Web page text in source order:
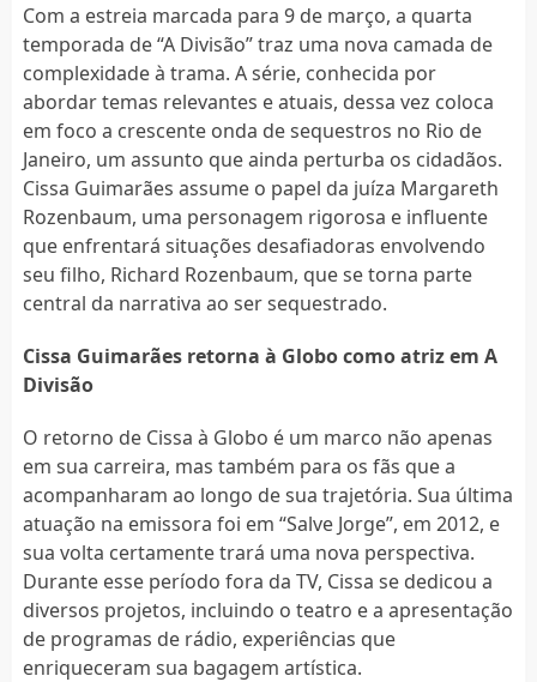
Com a estreia marcada para 9 de março, a quarta
temporada de “A Divisão” traz uma nova camada de
complexidade à trama. A série, conhecida por
abordar temas relevantes e atuais, dessa vez coloca
em foco a crescente onda de sequestros no Rio de
Janeiro, um assunto que ainda perturba os cidadãos.
Cissa Guimarães assume o papel da juíza Margareth
Rozenbaum, uma personagem rigorosa e influente
que enfrentará situações desafiadoras envolvendo
seu filho, Richard Rozenbaum, que se torna parte
central da narrativa ao ser sequestrado.
Cissa Guimarães retorna à Globo como atriz em A
Divisão
O retorno de Cissa à Globo é um marco não apenas
em sua carreira, mas também para os fãs que a
acompanharam ao longo de sua trajetória. Sua última
atuação na emissora foi em “Salve Jorge”, em 2012, e
sua volta certamente trará uma nova perspectiva.
Durante esse período fora da TV, Cissa se dedicou a
diversos projetos, incluindo o teatro e a apresentação
de programas de rádio, experiências que
enriqueceram sua bagagem artística.